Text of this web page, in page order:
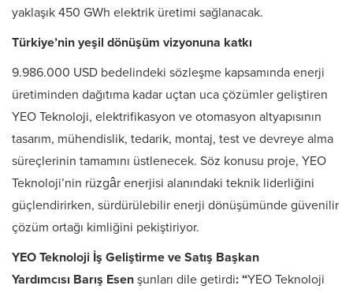
yaklaşık 450 GWh elektrik üretimi sağlanacak.
Türkiye’nin yeşil dönüşüm vizyonuna katkı
9.986.000 USD bedelindeki sözleşme kapsamında enerji
üretiminden dağıtıma kadar uçtan uca çözümler geliştiren
YEO Teknoloji, elektrifikasyon ve otomasyon altyapısının
tasarım, mühendislik, tedarik, montaj, test ve devreye alma
süreçlerinin tamamını üstlenecek. Söz konusu proje, YEO
Teknoloji’nin rüzgâr enerjisi alanındaki teknik liderliğini
güçlendirirken, sürdürülebilir enerji dönüşümünde güvenilir
çözüm ortağı kimliğini pekiştiriyor.
YEO Teknoloji İş Geliştirme ve Satış Başkan
Yardımcısı Barış Esen şunları dile getirdi: “YEO Teknoloji